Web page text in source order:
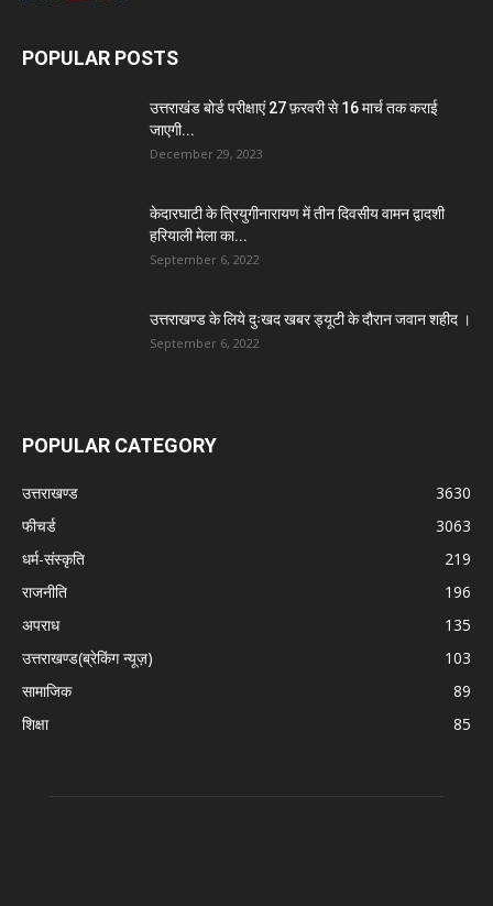
POPULAR POSTS
उत्तराखंड बोर्ड परीक्षाएं 27 फ़रवरी से 16 मार्च तक कराई
जाएगी...
December 29, 2023
केदारघाटी के त्रियुगीनारायण में तीन दिवसीय वामन द्वादशी
हरियाली मेला का...
September 6, 2022
उत्तराखण्ड के लिये दुःखद खबर ड्यूटी के दौरान जवान शहीद ।
September 6, 2022
POPULAR CATEGORY
उत्तराखण्ड
3630
फीचर्ड
3063
धर्म-संस्कृति
219
राजनीति
196
अपराध
135
उत्तराखण्ड(ब्रेकिंग न्यूज़)
103
सामाजिक
89
शिक्षा
85